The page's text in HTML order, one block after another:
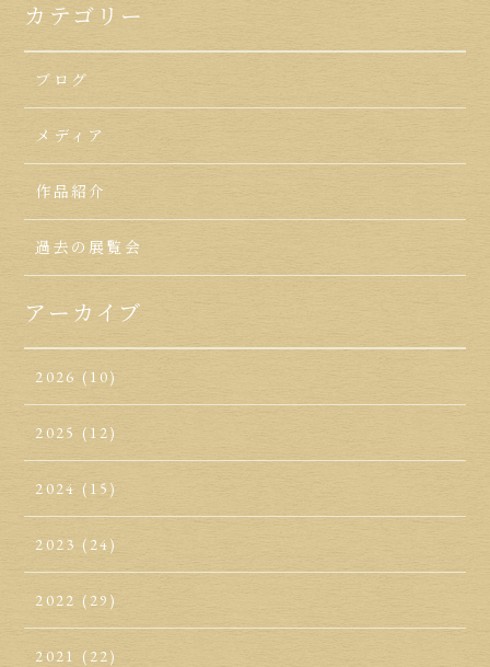
カテゴリー
ブログ
メディア
作品紹介
過去の展覧会
アーカイブ
2026 (10)
2025 (12)
2024 (15)
2023 (24)
2022 (29)
2021 (22)